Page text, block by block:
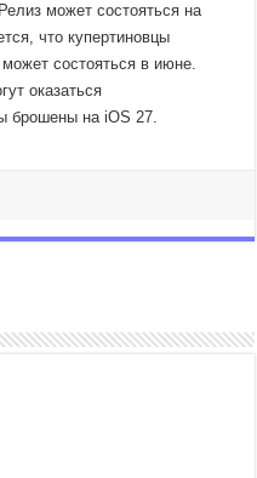
может состояться на
что купертиновцы
состояться в июне.
оказаться
брошены на iOS 27.